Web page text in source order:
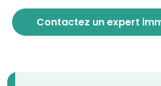
Contactez un expert